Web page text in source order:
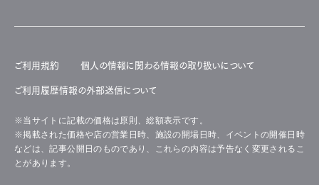
ご利用規約 個人の情報に関わる情報の取り扱いについて
ご利用履歴情報の外部送信について
※当サイトに記載の価格は原則、総額表示です。
※掲載された価格や店の営業日時、施設の開場日時、イベントの開催日時
などは、記事公開日のものであり、これらの内容は予告なく変更されるこ
とがあります。